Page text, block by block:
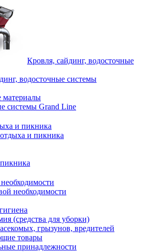
Кровля, сайдинг, водосточные
водосточные системы
материалы
системы Grand Line
и пикника
и пикника
необходимости
(средства для уборки)
грызунов, вредителей
товары
принадлежности